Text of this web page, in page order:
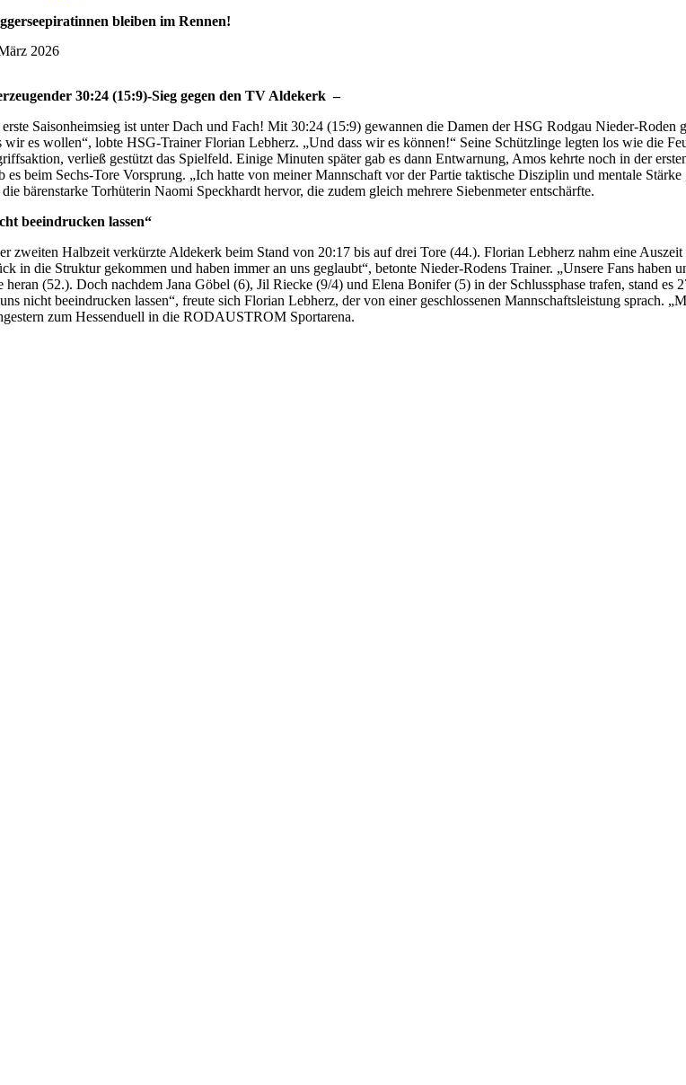
bleiben im Rennen!
2026
30:24 (15:9)-Sieg gegen den TV Aldekerk –
Saisonheimsieg ist unter Dach und Fach! Mit 30:24 (15:9) gewannen die Damen der HSG Rodgau Nieder-
wir es wollen“, lobte HSG-Trainer Florian Lebherz. „Und dass wir es können!“ Seine Schützlinge legten los wie die
verließ gestützt das Spielfeld. Einige Minuten später gab es dann Entwarnung, Amos kehrte noch in der
es beim Sechs-Tore Vorsprung. „Ich hatte von meiner Mannschaft vor der Partie taktische Disziplin und mentale
bärenstarke Torhüterin Naomi Speckhardt hervor, die zudem gleich mehrere Siebenmeter entschärfte.
beeindrucken lassen“
zweiten Halbzeit verkürzte Aldekerk beim Stand von 20:17 bis auf drei Tore (44.). Florian Lebherz nahm eine
in die Struktur gekommen und haben immer an uns geglaubt“, betonte Nieder-Rodens Trainer. „Unsere Fans
heran (52.). Doch nachdem Jana Göbel (6), Jil Riecke (9/4) und Elena Bonifer (5) in der Schlussphase trafen, stand
nicht beeindrucken lassen“, freute sich Florian Lebherz, der von einer geschlossenen Mannschaftsleistung
zum Hessenduell in die RODAUSTROM Sportarena.